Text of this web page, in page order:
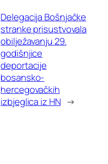
Delegacija Bošnjačke
stranke prisustvovala
obilježavanju 29.
godišnjice
deportacije
bosansko-
hercegovačkih
izbjeglica iz HN →